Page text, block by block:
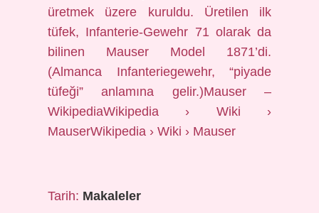
üretmek üzere kuruldu. Üretilen ilk
tüfek, Infanterie-Gewehr 71 olarak da
bilinen Mauser Model 1871’di.
(Almanca Infanteriegewehr, “piyade
tüfeği” anlamına gelir.)Mauser –
WikipediaWikipedia › Wiki ›
MauserWikipedia › Wiki › Mauser
Tarih: Makaleler